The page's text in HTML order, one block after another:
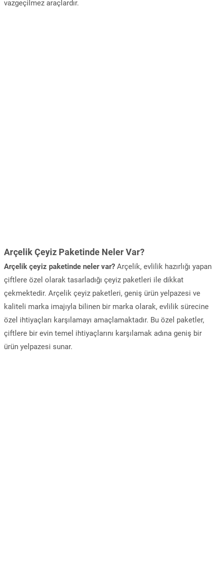
vazgeçilmez araçlardır.
Arçelik Çeyiz Paketinde Neler Var?
Arçelik çeyiz paketinde neler var? Arçelik, evlilik hazırlığı yapan
çiftlere özel olarak tasarladığı çeyiz paketleri ile dikkat
çekmektedir. Arçelik çeyiz paketleri, geniş ürün yelpazesi ve
kaliteli marka imajıyla bilinen bir marka olarak, evlilik sürecine
özel ihtiyaçları karşılamayı amaçlamaktadır. Bu özel paketler,
çiftlere bir evin temel ihtiyaçlarını karşılamak adına geniş bir
ürün yelpazesi sunar.